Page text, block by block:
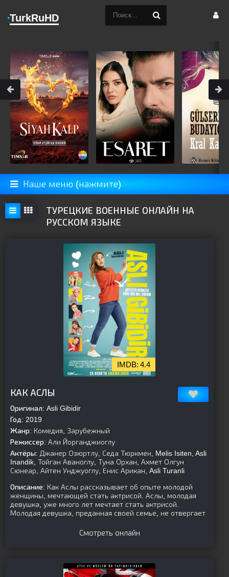
Наше меню (нажмите)
ТУРЕЦКИЕ ВОЕННЫЕ ОНЛАЙН НА
РУССКОМ ЯЗЫКЕ
4.4
КАК АСЛЫ
Оригинал: Asli Gibidir
Год: 2019
Жанр: Комедия, Зарубежный
Режиссер: Али Йорганджиоглу
Актёры: Джанер Озюртлу, Седа Тюркмен, Melis Isiten, Asli
Inandik, Тойган Аваноглу, Туна Орхан, Ахмет Олгун
Сюнеар, Айтен Унджуоглу, Енис Арикан, Asli Turanli
Описание: Как Аслы рассказывает об опыте молодой
женщины, мечтающей стать актрисой. Аслы, молодая
девушка, уже много лет мечтает стать актрисой.
Молодая девушка, преданная своей семье, не отвергает
Смотреть онлайн
TurkRuHD